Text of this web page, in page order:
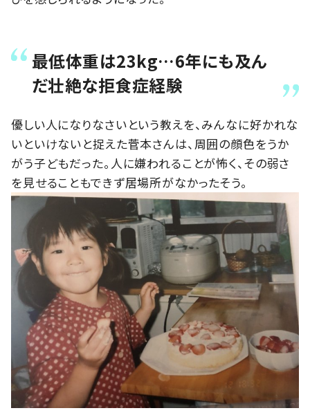
最低体重は23kg…6年にも及ん
だ壮絶な拒食症経験
優しい人になりなさいという教えを、みんなに好かれな
いといけないと捉えた菅本さんは、周囲の顔色をうか
がう子どもだった。人に嫌われることが怖く、その弱さ
を見せることもできず居場所がなかったそう。